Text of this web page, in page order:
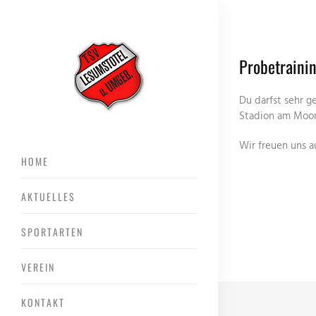
HOME
AKTUELLES
SPORTARTEN
VEREIN
KONTAKT
Du darfst sehr
Stadion am
Wir freuen uns